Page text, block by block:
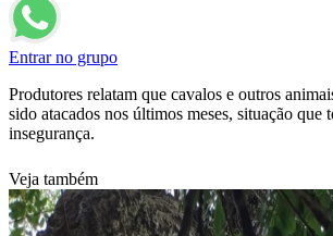
Entrar no grupo
Produtores relatam que cavalos e outros
sido atacados nos últimos meses, situação que
insegurança.
Veja também